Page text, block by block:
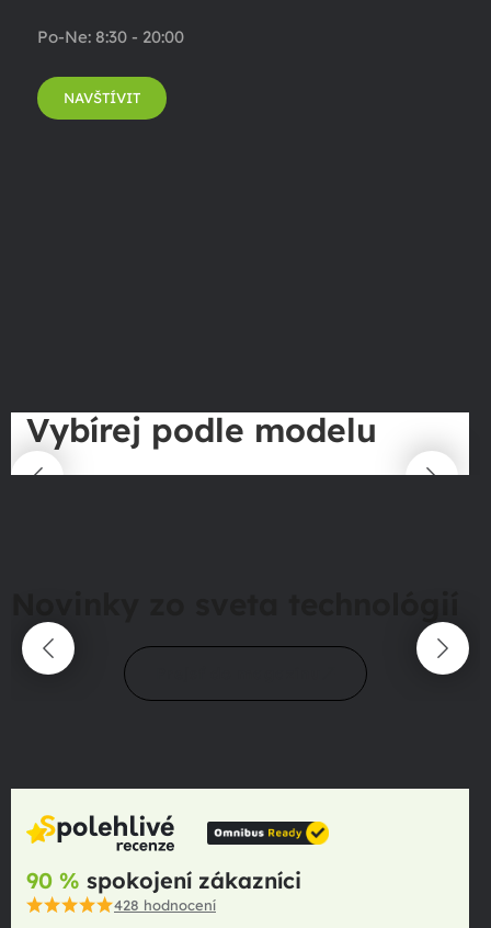
Po-Ne: 8:30 - 20:00
NAVŠTÍVIT
Vybírej podle modelu
90 % spokojení zákazníci
428 hodnocení